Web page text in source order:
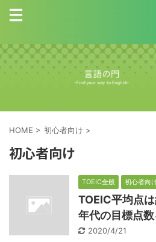
HOME > 初心者向け >
初心者向け
TOEIC全般 初心者向
TOEIC平均点
年代の目標点
2020/4/21